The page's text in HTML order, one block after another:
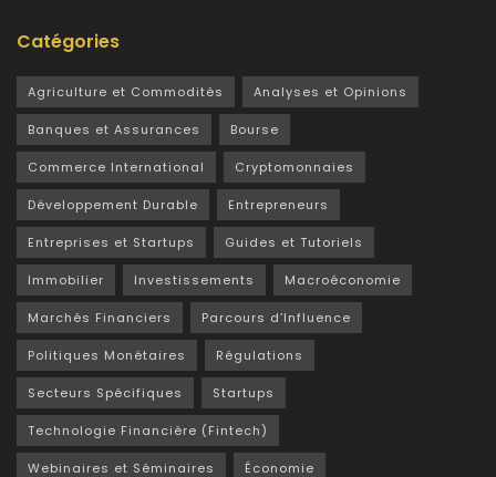
Catégories
Agriculture et Commodités Analyses et Opinions
Banques et Assurances Bourse
Commerce International Cryptomonnaies
Développement Durable Entrepreneurs
Entreprises et Startups Guides et Tutoriels
Immobilier Investissements Macroéconomie
Marchés Financiers Parcours d’Influence
Politiques Monétaires Régulations
Secteurs Spécifiques Startups
Technologie Financière (Fintech)
Webinaires et Séminaires Économie